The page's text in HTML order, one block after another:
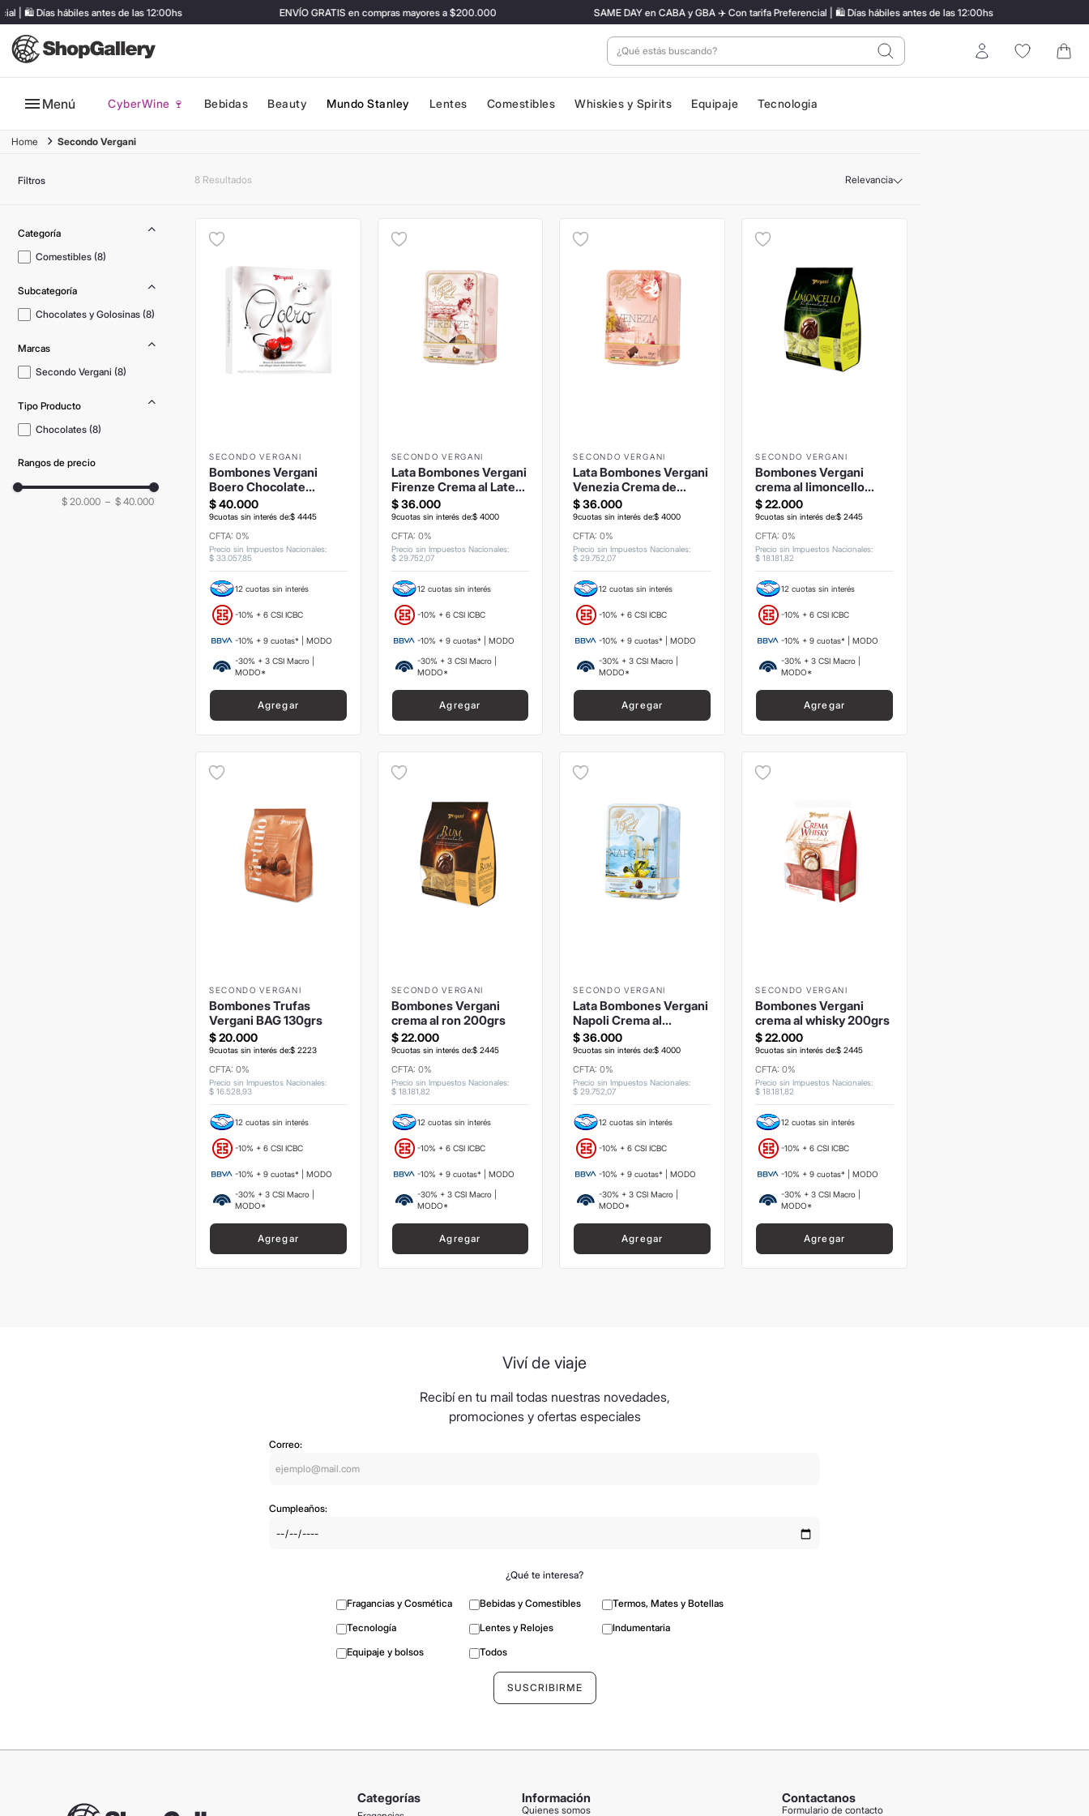
| 🛍️ Días hábiles antes de las 12:00hs ENVÍO GRATIS en compras mayores a $200.000 SAME DAY en CABA y GBA ✈️ Con tarifa Preferencial | 🛍️ Días hábiles antes de las 12:00hs
¿Qué estás buscando? Entrar
Menú CyberWine 🍷 Bebidas Beauty Mundo Stanley Lentes Comestibles Whiskies y Spirits Equipaje Tecnologia
Secondo Vergani
Filtros 8 Relevancia
Comestibles (8)
Chocolates y Golosinas (8)
Marcas
Secondo Vergani (8)
Tipo Producto
Chocolates (8)
Rangos de precio
$ 20.000 – $ 40.000
SECONDO VERGANI
Bombones Vergani
Boero Chocolate
200grs
$40.000
9cuotas sin interés de:$ 4445
CFTA: 0%
Precio sin Impuestos Nacionales:
$ 33.057,85
12 cuotas sin interés
-10% + 6 CSI ICBC
-10% + 9 cuotas* | MODO
-30% + 3 CSI Macro |
MODO*
Agregar
SECONDO VERGANI
Lata Bombones Vergani
Firenze Crema al Late
100grs
$36.000
9cuotas sin interés de:$ 4000
CFTA: 0%
Precio sin Impuestos Nacionales:
$ 29.752 07
12 cuotas sin interés
-10% + 6 CSI ICBC
-10% + 9 cuotas* | MODO
-30% + 3 CSI Macro |
MODO*
Agregar
SECONDO VERGANI
Lata Bombones Vergani
Venezia Crema de
Avellanas 100grs
$ 36.000
9cuotas sin interés de:$ 4000
CFTA: 0%
Precio sin Impuestos Nacionales:
$ 29.752 ,07
12 cuotas sin interés
-10% + 6 CSI ICBC
-10% + 9 cuotas* | MODO
-30% + 3 CSI Macro |
MODO*
Agregar
SECONDO VERGANI
Bombones Vergani
crema al limoncello
200grs
$22.000
9cuotas sin interés de:$ 2445
CFTA: 0%
Precio sin Impuestos Nacionales:
$ 18.181 ,82
12 cuotas sin interés
-10% + 6 CSI ICBC
-10% + 9 cuotas* | MODO
-30% + 3 CSI Macro |
MODO*
Agregar
SECONDO VERGANI
Bombones Trufas
Vergani BAG 130grs
$20.000
9cuotas sin interés de:$ 2223
CFTA: 0%
Precio sin Impuestos Nacionales:
$ 16.528,93
12 cuotas sin interés
-10% + 6 CSI ICBC
-10% + 9 cuotas* | MODO
-30% + 3 CSI Macro |
MODO*
Agregar
SECONDO VERGANI
Bombones Vergani
crema al ron 200grs
$22.000
9cuotas sin interés de:$ 2445
CFTA: 0%
Precio sin Impuestos Nacionales:
$ 18.181 82
12 cuotas sin interés
-10% + 6 CSI ICBC
-10% + 9 cuotas* | MODO
-30% + 3 CSI Macro |
MODO*
Agregar
SECONDO VERGANI
Lata Bombones Vergani
Napoli Crema al
Limoncello 100grs
$ 36.000
9cuotas sin interés de:$ 4000
CFTA: 0%
Precio sin Impuestos Nacionales:
$ 29.752 ,07
12 cuotas sin interés
-10% + 6 CSI ICBC
-10% + 9 cuotas* | MODO
-30% + 3 CSI Macro |
MODO*
Agregar
SECONDO VERGANI
Bombones Vergani
crema al whisky 200grs
$22.000
9cuotas sin interés de:$ 2445
CFTA: 0%
Precio sin Impuestos Nacionales:
$ 18.181 ,82
12 cuotas sin interés
-10% + 6 CSI ICBC
-10% + 9 cuotas* | MODO
-30% + 3 CSI Macro |
MODO*
Agregar
Viví de viaje
Recibí en tu mail todas nuestras novedades,
promociones y ofertas especiales
Correo:
Cumpleaños:
¿Qué te interesa?
Fragancias y Cosmética Bebidas y Comestibles
Termos, Mates y Botellas
Tecnología
Lentes y Relojes
Indumentaria
Equipaje y bolsos
Todos
Categorías Información
Quienes somos
Contactanos
Formulario de contacto